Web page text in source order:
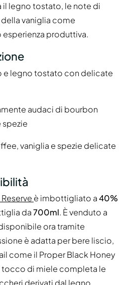
il legno tostato, le note di
vaniglia come
produttiva.
e legno tostato con delicate
audaci di bourbon
spezie
vaniglia e spezie delicate
è imbottigliato a40%
da700ml. È venduto a
ora tramite
è adatta per bere liscio,
come il Proper Black Honey
tocco di miele completa le
derivati dal legno.